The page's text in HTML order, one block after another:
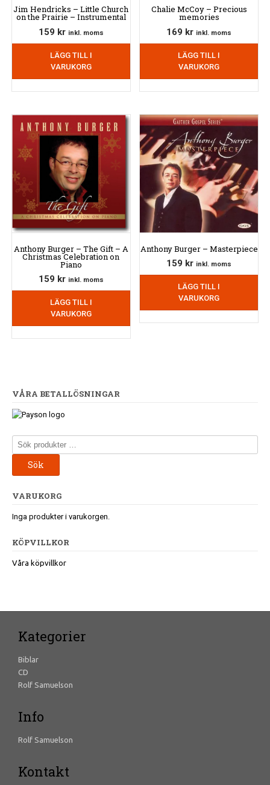
Jim Hendricks – Little Church
on the Prairie – Instrumental
159 kr inkl. moms
LÄGG TILL I
VARUKORG
Chalie McCoy – Precious
memories
169 kr inkl. moms
LÄGG TILL I
VARUKORG
Anthony Burger – The Gift – A
Christmas Celebration on
Piano
159 kr inkl. moms
LÄGG TILL I
VARUKORG
Anthony Burger – Masterpiece
159 kr inkl. moms
LÄGG TILL I
VARUKORG
VÅRA BETALLÖSNINGAR
Sök
efter:
Sök
VARUKORG
Inga produkter i varukorgen.
KÖPVILLKOR
Våra köpvillkor
Kategorier
Biblar
CD
Rolf Samuelson
Info
Rolf Samuelson
Kontakt